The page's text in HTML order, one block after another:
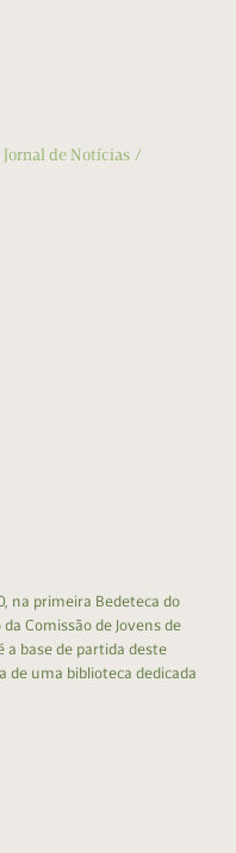
Jornal de Notícias
na primeira Bedeteca do
Comissão de Jovens de
a base de partida deste
de uma biblioteca dedicada